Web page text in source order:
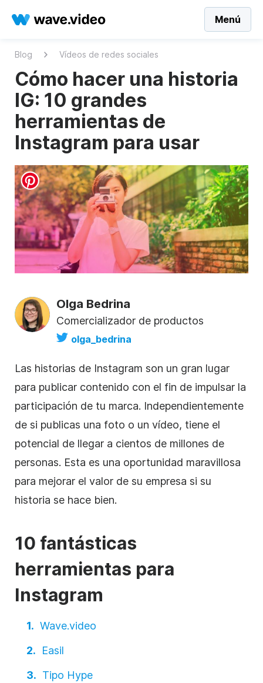
Menú
Blog Vídeos de redes sociales
Cómo hacer una historia
IG: 10 grandes
herramientas de
Instagram para usar
Olga Bedrina
Comercializador de productos
olga_bedrina
Las historias de Instagram son un gran lugar
para publicar contenido con el fin de impulsar la
participación de tu marca. Independientemente
de si publicas una foto o un vídeo, tiene el
potencial de llegar a cientos de millones de
personas. Esta es una oportunidad maravillosa
para mejorar el valor de su empresa si su
historia se hace bien.
10 fantásticas
herramientas para
Instagram
Wave.video
Easil
Tipo Hype